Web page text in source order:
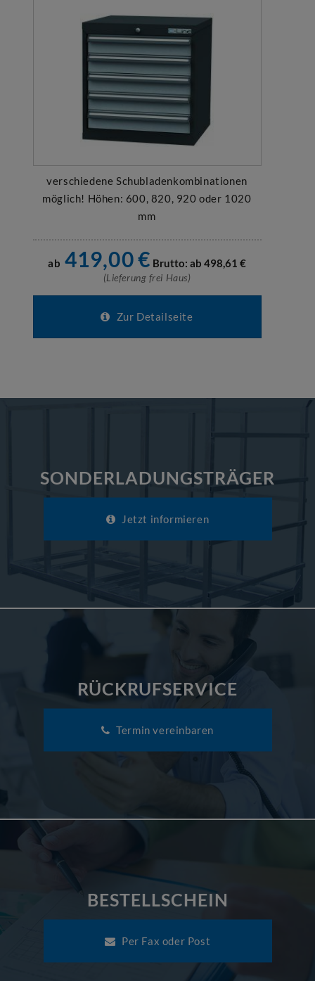
verschiedene Schubladenkombinationen
möglich! Höhen: 600, 820, 920 oder 1020
mm
ab 419,00€ Brutto: ab 498,61 €
(Lieferung frei Haus)
Zur Detailseite
SONDERLADUNGSTRÄGER
Jetzt informieren
RÜCKRUFSERVICE
Termin vereinbaren
BESTELLSCHEIN
Per Fax oder Post